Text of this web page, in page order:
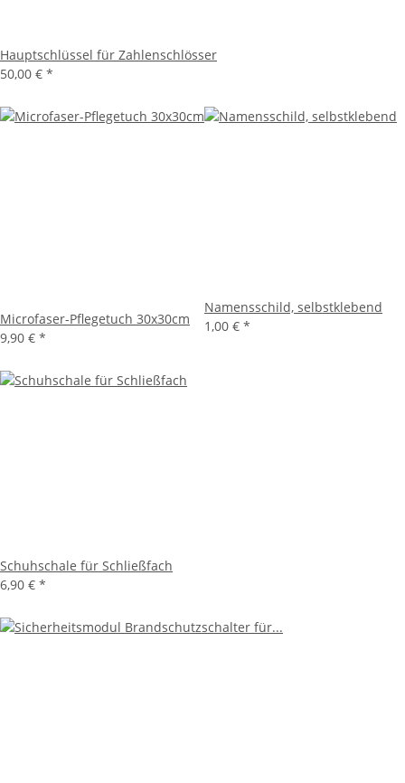
Hauptschlüssel für Zahlenschlösser
50,00 € *
Microfaser-Pflegetuch 30x30cm
9,90 € *
Namensschild, selbstklebend
1,00 € *
Schuhschale für Schließfach
6,90 € *